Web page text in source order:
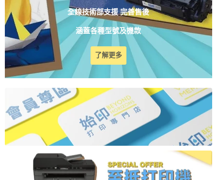
全線技術部支援 完善售後
涵蓋各種型號及機款
了解更多